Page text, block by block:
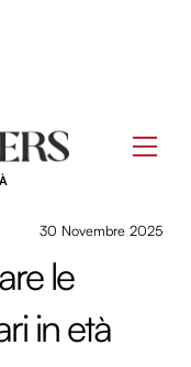
30 Novembre 2025
le
in età